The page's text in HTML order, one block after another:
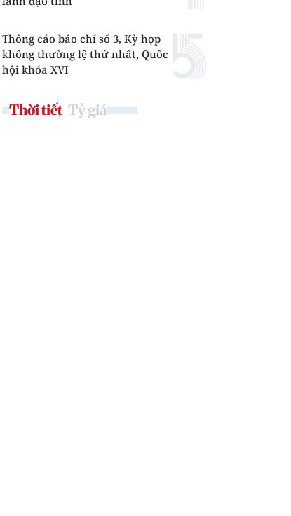
Thông cáo báo chí số 3, Kỳ họp
không thường lệ thứ nhất, Quốc
hội khóa XVI
Thời tiết Tỷ giá